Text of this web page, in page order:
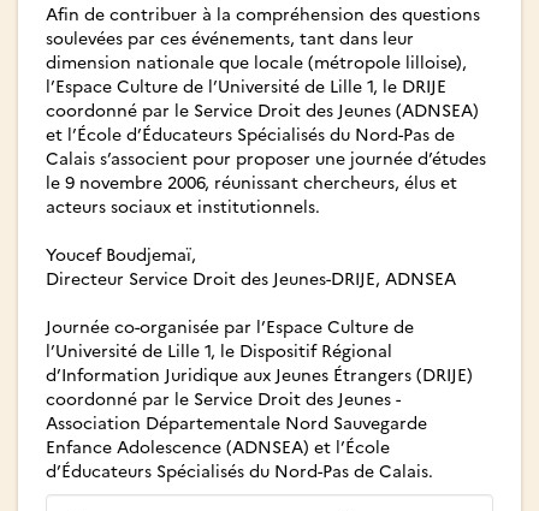
Afin de contribuer à la compréhension des questions
soulevées par ces événements, tant dans leur
dimension nationale que locale (métropole lilloise),
l’Espace Culture de l’Université de Lille 1, le DRIJE
coordonné par le Service Droit des Jeunes (ADNSEA)
et l’École d’Éducateurs Spécialisés du Nord-Pas de
Calais s’associent pour proposer une journée d’études
le 9 novembre 2006, réunissant chercheurs, élus et
acteurs sociaux et institutionnels.
Youcef Boudjemaï,
Directeur Service Droit des Jeunes-DRIJE, ADNSEA
Journée co-organisée par l’Espace Culture de
l’Université de Lille 1, le Dispositif Régional
d’Information Juridique aux Jeunes Étrangers (DRIJE)
coordonné par le Service Droit des Jeunes -
Association Départementale Nord Sauvegarde
Enfance Adolescence (ADNSEA) et l’École
d’Éducateurs Spécialisés du Nord-Pas de Calais.